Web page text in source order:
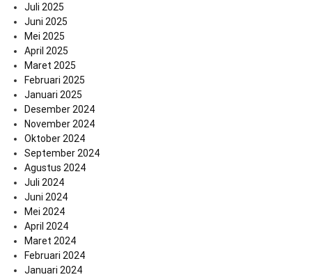
Juli 2025
Juni 2025
Mei 2025
April 2025
Maret 2025
Februari 2025
Januari 2025
Desember 2024
November 2024
Oktober 2024
September 2024
Agustus 2024
Juli 2024
Juni 2024
Mei 2024
April 2024
Maret 2024
Februari 2024
Januari 2024